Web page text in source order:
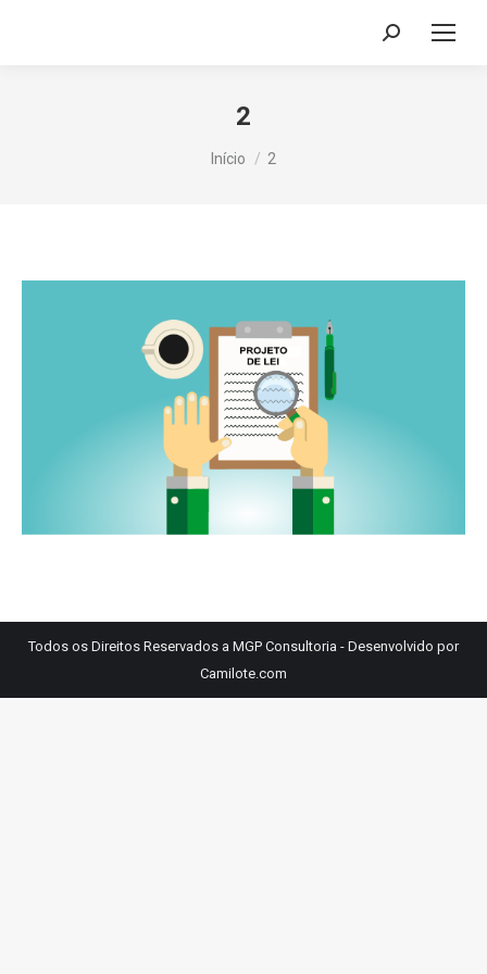
Search:
2
Você está aqui:
Início 2
Todos os Direitos Reservados a MGP Consultoria - Desenvolvido por
Camilote.com